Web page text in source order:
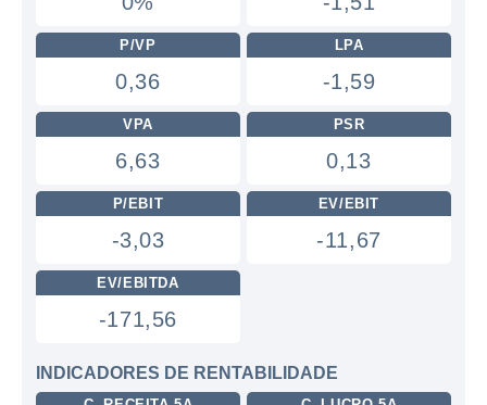
P/VP
0,36
LPA
-1,59
VPA
6,63
PSR
0,13
P/EBIT
-3,03
EV/EBIT
-11,67
EV/EBITDA
-171,56
INDICADORES DE RENTABILIDADE